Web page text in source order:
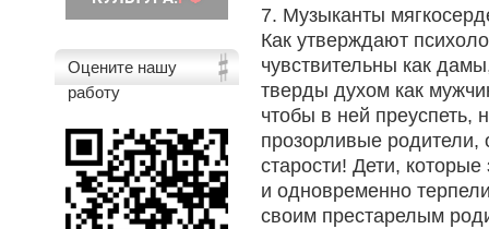
Оцените нашу
работу
7. Музыканты
Как утверждают
чувствительны как
тверды духом как
чтобы в ней
прозорливые
старости! Дети,
и одновременно
своим престарелым